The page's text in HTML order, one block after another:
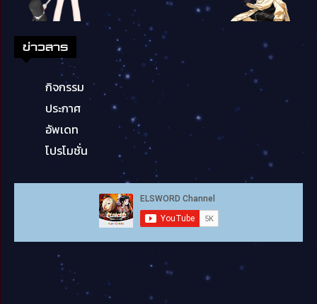
ข่าวสาร
กิจกรรม
ประกาศ
อัพเดท
โปรโมชั่น